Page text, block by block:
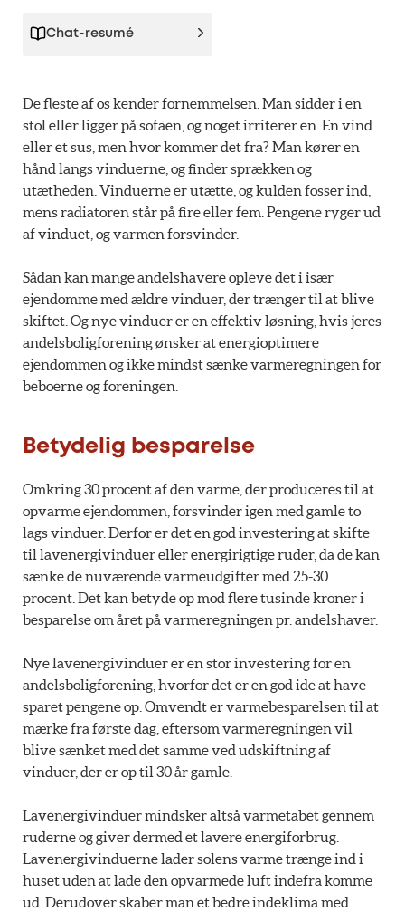
Chat-resumé
De fleste af os kender fornemmelsen. Man sidder i en
stol eller ligger på sofaen, og noget irriterer en. En vind
eller et sus, men hvor kommer det fra? Man kører en
hånd langs vinduerne, og finder sprækken og
utætheden. Vinduerne er utætte, og kulden fosser ind,
mens radiatoren står på fire eller fem. Pengene ryger ud
af vinduet, og varmen forsvinder.
Sådan kan mange andelshavere opleve det i især
ejendomme med ældre vinduer, der trænger til at blive
skiftet. Og nye vinduer er en effektiv løsning, hvis jeres
andelsboligforening ønsker at energioptimere
ejendommen og ikke mindst sænke varmeregningen for
beboerne og foreningen.
Betydelig besparelse
Omkring 30 procent af den varme, der produceres til at
opvarme ejendommen, forsvinder igen med gamle to
lags vinduer. Derfor er det en god investering at skifte
til lavenergivinduer eller energirigtige ruder, da de kan
sænke de nuværende varmeudgifter med 25-30
procent. Det kan betyde op mod flere tusinde kroner i
besparelse om året på varmeregningen pr. andelshaver.
Nye lavenergivinduer er en stor investering for en
andelsboligforening, hvorfor det er en god ide at have
sparet pengene op. Omvendt er varmebesparelsen til at
mærke fra første dag, eftersom varmeregningen vil
blive sænket med det samme ved udskiftning af
vinduer, der er op til 30 år gamle.
Lavenergivinduer mindsker altså varmetabet gennem
ruderne og giver dermed et lavere energiforbrug.
Lavenergivinduerne lader solens varme trænge ind i
huset uden at lade den opvarmede luft indefra komme
ud. Derudover skaber man et bedre indeklima med